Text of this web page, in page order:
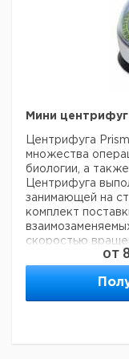
Мини
Центрифуга
множества
биологии, а
Центрифуга
занимающей на
комплект
скоростью
Электронный
крышки
и сокращают
Привод
уникальная
для защиты проб,
от